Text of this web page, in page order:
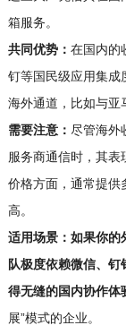
箱服务。
共同优势： 在国内的
钉等国民级应用集成
海外通道，比如与亚
需要注意： 尽管海外
服务商通信时，其表
价格方面，通常提供
高。
适用场景： 如果你的
队极度依赖微信、
得无缝的国内协作体
展”模式的企业。